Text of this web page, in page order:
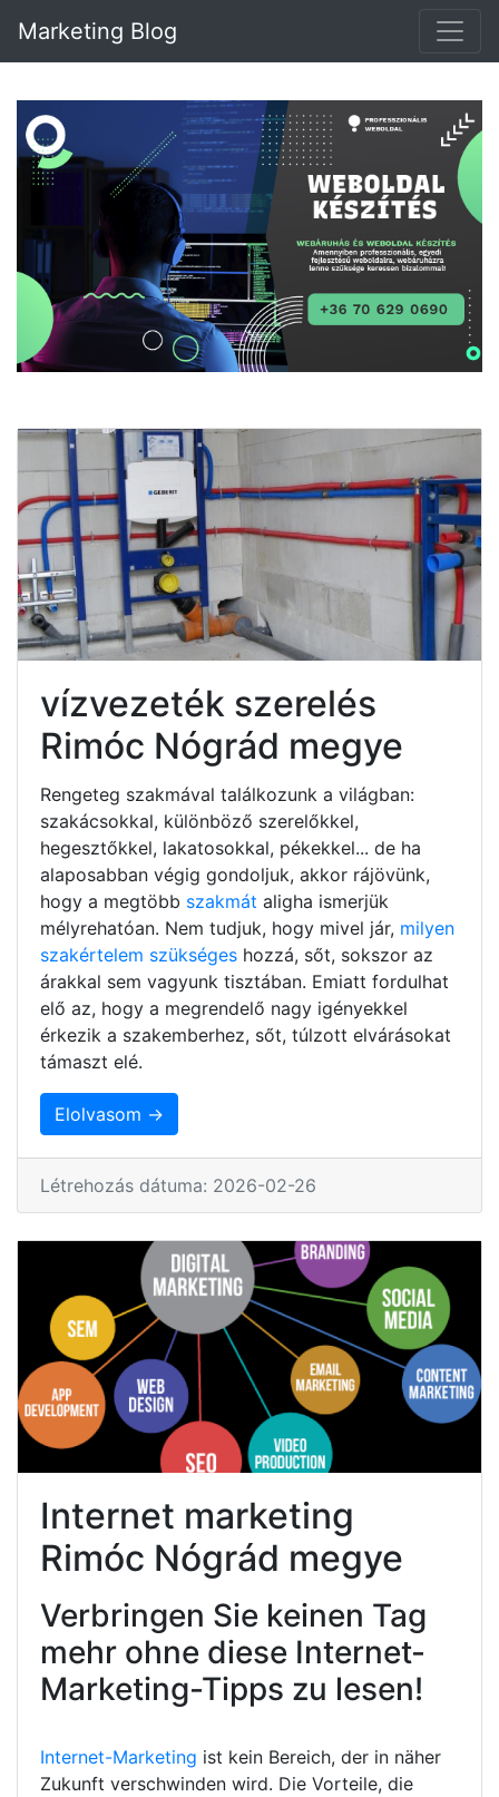
Marketing Blog
vízvezeték szerelés
Rimóc Nógrád megye
Rengeteg szakmával találkozunk a világban:
szakácsokkal, különböző szerelőkkel,
hegesztőkkel, lakatosokkal, pékekkel... de ha
alaposabban végig gondoljuk, akkor rájövünk,
hogy a megtöbb szakmát aligha ismerjük
mélyrehatóan. Nem tudjuk, hogy mivel jár, milyen
szakértelem szükséges hozzá, sőt, sokszor az
árakkal sem vagyunk tisztában. Emiatt fordulhat
elő az, hogy a megrendelő nagy igényekkel
érkezik a szakemberhez, sőt, túlzott elvárásokat
támaszt elé.
Elolvasom →
Létrehozás dátuma: 2026-02-26
Internet marketing
Rimóc Nógrád megye
Verbringen Sie keinen Tag
mehr ohne diese Internet-
Marketing-Tipps zu lesen!
Internet-Marketing ist kein Bereich, der in näher
Zukunft verschwinden wird. Die Vorteile, die